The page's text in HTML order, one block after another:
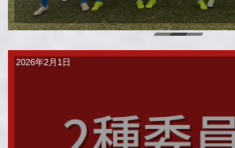
2026年2月1日